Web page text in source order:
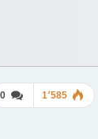
0 1٬585